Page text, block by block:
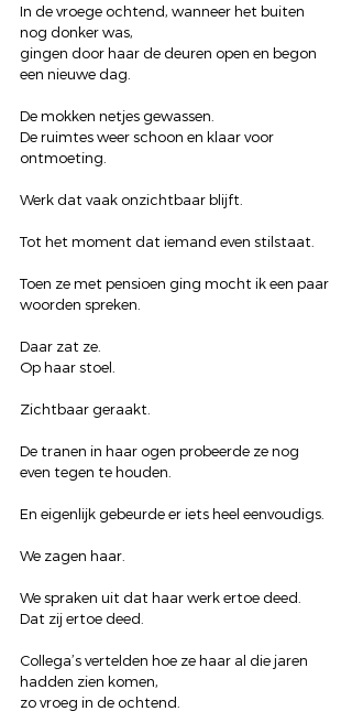
In de vroege ochtend, wanneer het buiten
nog donker was,
gingen door haar de deuren open en begon
een nieuwe dag.
De mokken netjes gewassen.
De ruimtes weer schoon en klaar voor
ontmoeting.
Werk dat vaak onzichtbaar blijft.
Tot het moment dat iemand even stilstaat.
Toen ze met pensioen ging mocht ik een paar
woorden spreken.
Daar zat ze.
Op haar stoel.
Zichtbaar geraakt.
De tranen in haar ogen probeerde ze nog
even tegen te houden.
En eigenlijk gebeurde er iets heel eenvoudigs.
We zagen haar.
We spraken uit dat haar werk ertoe deed.
Dat zij ertoe deed.
Collega’s vertelden hoe ze haar al die jaren
hadden zien komen,
zo vroeg in de ochtend.